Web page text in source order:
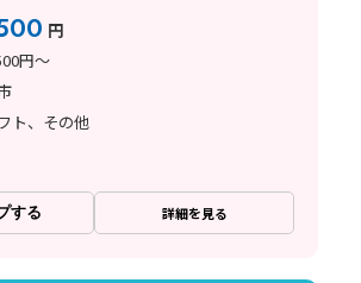
払い制度あり
円
円～
ト、その他
する 詳細を見る